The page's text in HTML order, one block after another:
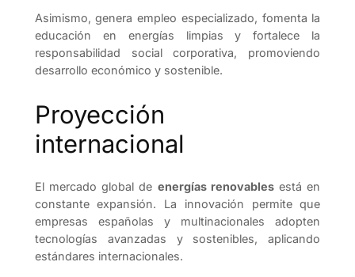
Asimismo, genera empleo especializado, fomenta la
educación en energías limpias y fortalece la
responsabilidad social corporativa, promoviendo
desarrollo económico y sostenible.
Proyección
internacional
El mercado global de energías renovablesestá en
constante expansión. La innovación permite que
empresas españolas y multinacionales adopten
tecnologías avanzadas y sostenibles, aplicando
estándares internacionales.